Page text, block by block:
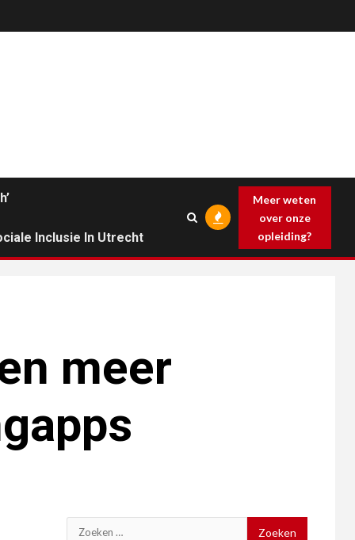
Inclusie In Utrecht
Meer weten
over onze
opleiding?
meer
Zoeken